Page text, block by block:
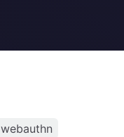
webauthn